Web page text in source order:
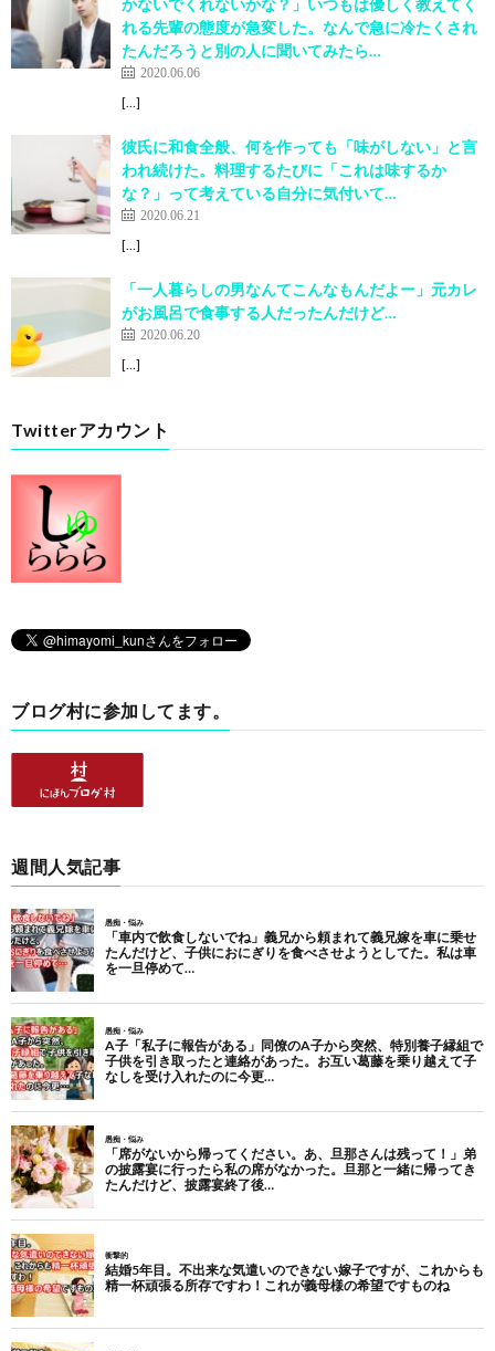
かないでくれないかな？」いつもは優しく教えてく
れる先輩の態度が急変した。なんで急に冷たくされ
たんだろうと別の人に聞いてみたら…
2020.06.06
[…]
彼氏に和食全般、何を作っても「味がしない」と言
われ続けた。料理するたびに「これは味するか
な？」って考えている自分に気付いて…
2020.06.21
[…]
「一人暮らしの男なんてこんなもんだよー」元カレ
がお風呂で食事する人だったんだけど…
2020.06.20
[…]
Twitterアカウント
ブログ村に参加してます。
週間人気記事